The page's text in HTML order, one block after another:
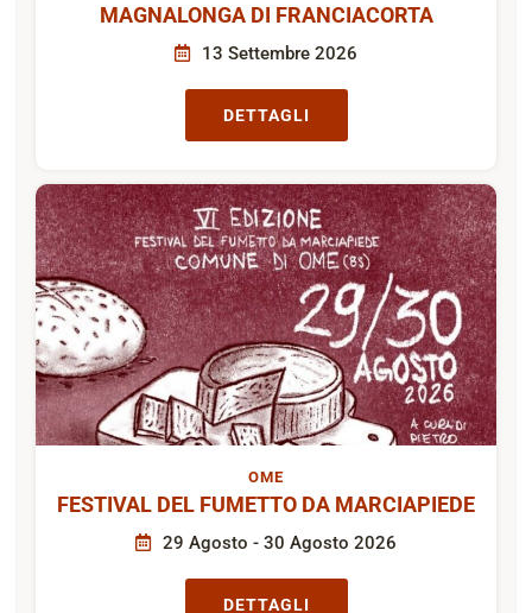
MAGNALONGA DI FRANCIACORTA
13 Settembre 2026
DETTAGLI
OME
FESTIVAL DEL FUMETTO DA MARCIAPIEDE
29 Agosto - 30 Agosto 2026
DETTAGLI